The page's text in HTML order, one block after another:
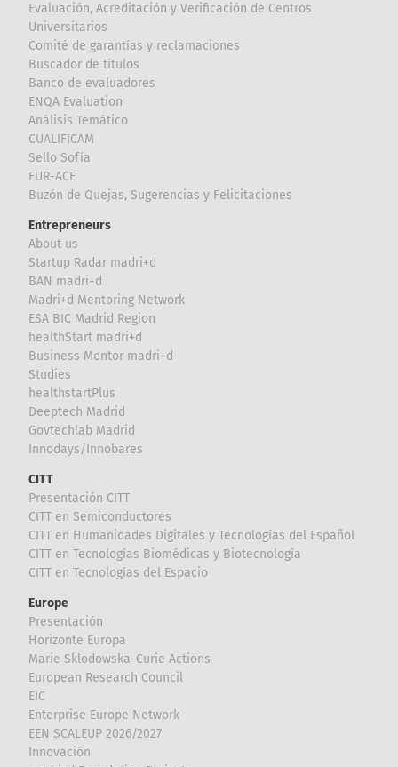
Evaluación, Acreditación y Verificación de Centros
Universitarios
Comité de garantías y reclamaciones
Buscador de títulos
Banco de evaluadores
ENQA Evaluation
Análisis Temático
CUALIFICAM
Sello Sofía
EUR-ACE
Buzón de Quejas, Sugerencias y Felicitaciones
Entrepreneurs
About us
Startup Radar madri+d
BAN madri+d
Madri+d Mentoring Network
ESA BIC Madrid Region
healthStart madri+d
Business Mentor madri+d
Studies
healthstartPlus
Deeptech Madrid
Govtechlab Madrid
Innodays/Innobares
CITT
Presentación CITT
CITT en Semiconductores
CITT en Humanidades Digitales y Tecnologías del Español
CITT en Tecnologías Biomédicas y Biotecnología
CITT en Tecnologías del Espacio
Europe
Presentación
Horizonte Europa
Marie Sklodowska-Curie Actions
European Research Council
EIC
Enterprise Europe Network
EEN SCALEUP 2026/2027
Innovación